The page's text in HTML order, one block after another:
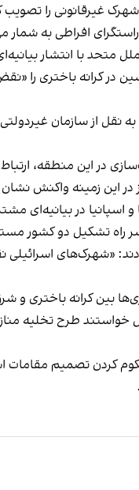
افراطی به
متحد با انتشار
کرانه باختری را
در این منطقه،
این زمینه واکنش نشان
و اسپانیا در بیانیه‌ای
سر راه تشکیل دو کشور
«شهرک‌های
بین کرانه باختری
خواستند طرح تخلیه
کردن تصمیم مقامات